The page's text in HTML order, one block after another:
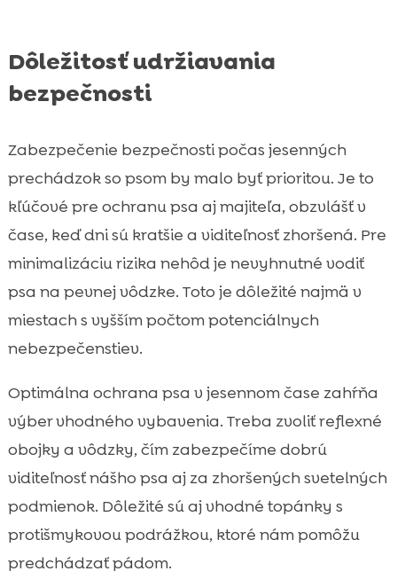
Dôležitosť udržiavania
bezpečnosti
Zabezpečenie bezpečnosti počas jesenných
prechádzok so psom by malo byť prioritou. Je to
kľúčové pre ochranu psa aj majiteľa, obzvlášť v
čase, keď dni sú kratšie a viditeľnosť zhoršená. Pre
minimalizáciu rizika nehôd je nevyhnutné vodiť
psa na pevnej vôdzke. Toto je dôležité najmä v
miestach s vyšším počtom potenciálnych
nebezpečenstiev.
Optimálna ochrana psa v jesennom čase zahŕňa
výber vhodného vybavenia. Treba zvoliť reflexné
obojky a vôdzky, čím zabezpečíme dobrú
viditeľnosť nášho psa aj za zhoršených svetelných
podmienok. Dôležité sú aj vhodné topánky s
protišmykovou podrážkou, ktoré nám pomôžu
predchádzať pádom.